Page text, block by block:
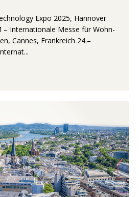
Expo 2025, Hannover
– Internationale Messe für Wohn-
Cannes, Frankreich 24.–